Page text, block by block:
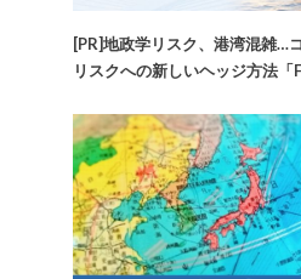
[PR]地政学リスク、港湾混雑…
リスクへの新しいヘッジ方法「